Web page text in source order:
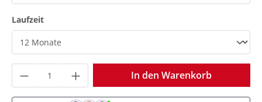
Laufzeitauswählen
Produkt Anzahl: Gib den gewünschten
In den Warenkorb